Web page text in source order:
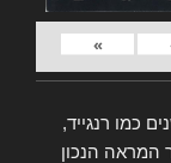
»
כמו רנגייד,
המראה הנכון